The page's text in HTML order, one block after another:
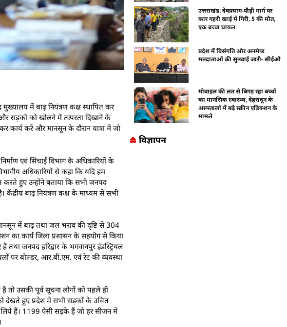
मुख्यालय में बाढ़ नियंत्रण कक्ष स्थापित कर
सड़कों को खोलने में तत्परता दिखाने के
कार्य करें और मानसून के दौरान यात्रा में जो
एवं सिंचाई विभाग के अधिकारियों के
अधिकारियों से कहा कि यदि हम
हुए उन्होंने बताया कि सभी जनपद
केंद्रीय बाढ़ नियंत्रण कक्ष के माध्यम से सभी
में बाढ़ तथा जल भराव की दृष्टि से 304
का कार्य जिला प्रशासन के सहयोग से किया
जनपद हरिद्वार के भगवानपुर इंडस्ट्रियल
पर बोल्डर, आर.बी.एम. एवं रेट की व्यवस्था
है तो उसकी पूर्व सूचना लोगों को पहले ही
को देखते हुए प्रदेश में सभी सड़कों के उचित
हैं। 1199 ऐसी सड़के हैं जो हर सीजन में
उत्तराखंड: देवप्रयाग-पौड़ी मार्ग पर
कार गहरी खाई में गिरी, 5 की मौत,
एक बच्चा घायल
प्रदेश में विसंगति और अनमैप्ड
मतदाताओं की सुनवाई जारी- सीईओ
मोबाइल की लत से बिगड़ रहा बच्चों
का मानसिक स्वास्थ्य, देहरादून के
अस्पतालों में बढ़े स्क्रीन एडिक्शन के
मामले
विज्ञापन